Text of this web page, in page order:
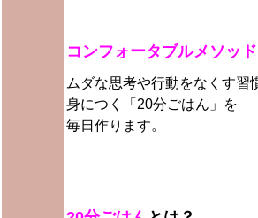
コンフォータブルメソッド
ムダな思考や行動をなくす習
身につく
「20分ごはん」を
毎日作ります。